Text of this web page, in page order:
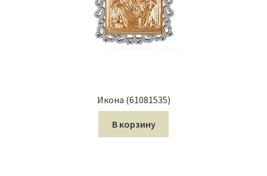
Икона (61081535)
В корзину